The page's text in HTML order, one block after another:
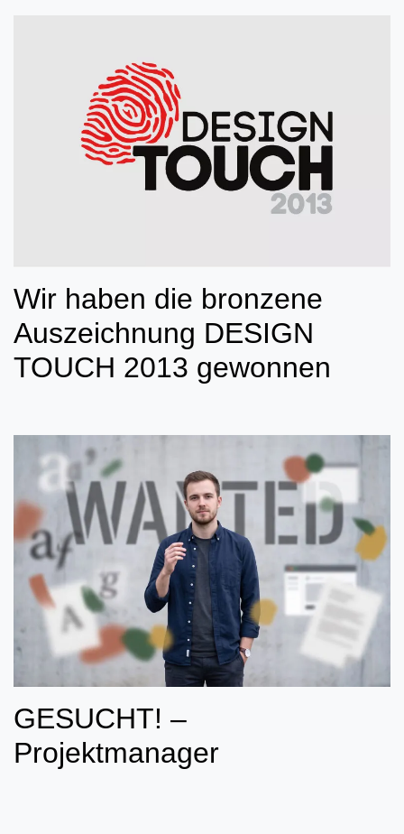
Wir haben die bronzene
Auszeichnung DESIGN
TOUCH 2013 gewonnen
GESUCHT! –
Projektmanager